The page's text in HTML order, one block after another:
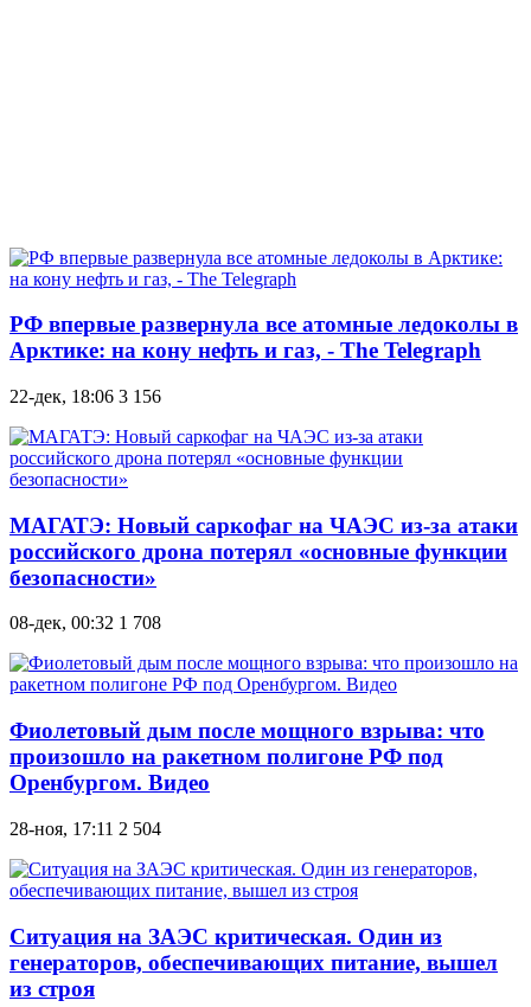
РФ впервые развернула все атомные ледоколы в
Арктике: на кону нефть и газ, - The Telegraph
22-дек, 18:06 3 156
МАГАТЭ: Новый саркофаг на ЧАЭС из-за атаки
российского дрона потерял «основные функции
безопасности»
08-дек, 00:32 1 708
Фиолетовый дым после мощного взрыва: что
произошло на ракетном полигоне РФ под
Оренбургом. Видео
28-ноя, 17:11 2 504
Ситуация на ЗАЭС критическая. Один из
генераторов, обеспечивающих питание, вышел
из строя